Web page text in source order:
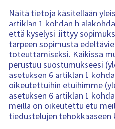
Näitä tietoja käsitellään
artiklan 1 kohdan b
että kyselysi liittyy
tarpeen sopimusta
toteuttamiseksi. Kaikissa
perustuu suostumukseesi
asetuksen 6 artiklan 1
oikeutettuihin etuihimme
asetuksen 6 artiklan 1
meillä on oikeutettu etu
tiedustelujen tehokkaaseen